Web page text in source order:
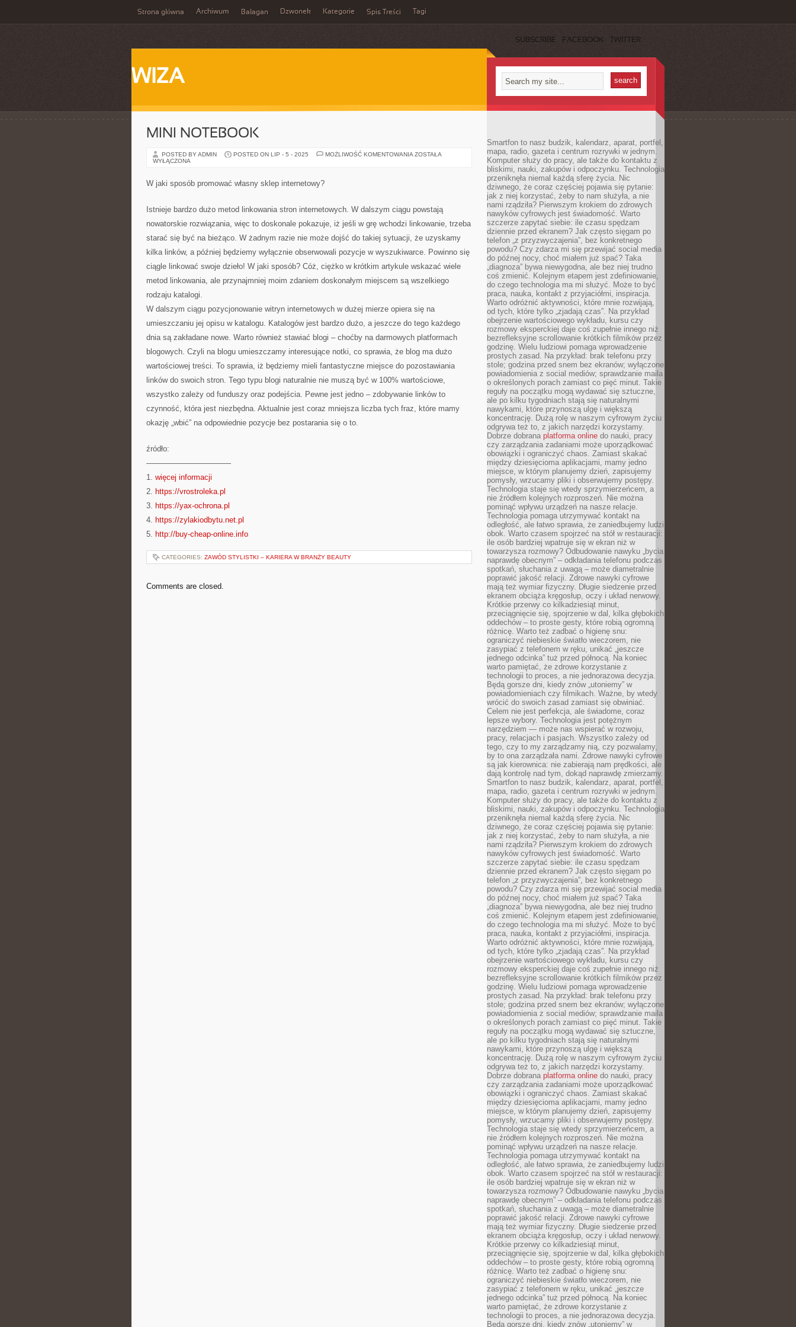
Strona główna Archiwum Bałagan Dzwonek Kategorie Spis Treści Tagi
SUBSCRIBE FACEBOOK TWITTER
WIZA
MINI NOTEBOOK
POSTED BY ADMIN POSTED ON LIP - 5 - 2025 MOŻLIWOŚĆ KOMENTOWANIA MINI
ZOSTAŁA
WYŁĄCZONA
W jaki sposób promować własny sklep internetowy?
Istnieje bardzo dużo metod linkowania stron internetowych. W dalszym ciągu powstają
nowatorskie rozwiązania, więc to doskonale pokazuje, iż jeśli w grę wchodzi linkowanie, trzeba
starać się być na bieżąco. W żadnym razie nie może dojść do takiej sytuacji, że uzyskamy
kilka linków, a później będziemy wyłącznie obserwowali pozycje w wyszukiwarce. Powinno się
ciągle linkować swoje dzieło! W jaki sposób? Cóż, ciężko w krótkim artykule wskazać wiele
metod linkowania, ale przynajmniej moim zdaniem doskonałym miejscem są wszelkiego
rodzaju katalogi.
W dalszym ciągu pozycjonowanie witryn internetowych w dużej mierze opiera się na
umieszczaniu jej opisu w katalogu. Katalogów jest bardzo dużo, a jeszcze do tego każdego
dnia są zakładane nowe. Warto również stawiać blogi – choćby na darmowych platformach
blogowych. Czyli na blogu umieszczamy interesujące notki, co sprawia, że blog ma dużo
wartościowej treści. To sprawia, iż będziemy mieli fantastyczne miejsce do pozostawiania
linków do swoich stron. Tego typu blogi naturalnie nie muszą być w 100% wartościowe,
wszystko zależy od funduszy oraz podejścia. Pewne jest jedno – zdobywanie linków to
czynność, która jest niezbędna. Aktualnie jest coraz mniejsza liczba tych fraz, które mamy
okazję „wbić” na odpowiednie pozycje bez postarania się o to.
źródło:
———————————
1. więcej informacji
2. https://vrostroleka.pl
3. https://yax-ochrona.pl
4. https://zylakiodbytu.net.pl
5. http://buy-cheap-online.info
CATEGORIES: ZAWÓD STYLISTKI – KARIERA W BRANŻY BEAUTY
Comments are closed.
Smartfon to nasz budzik, kalendarz, aparat, portfel,
mapa, radio, gazeta i centrum rozrywki w jednym.
Komputer służy do pracy, ale także do kontaktu z
bliskimi, nauki, zakupów i odpoczynku. Technologia
przeniknęła niemal każdą sferę życia. Nic
dziwnego, że coraz częściej pojawia się pytanie:
jak z niej korzystać, żeby to nam służyła, a nie
nami rządziła? Pierwszym krokiem do zdrowych
nawyków cyfrowych jest świadomość. Warto
szczerze zapytać siebie: ile czasu spędzam
dziennie przed ekranem? Jak często sięgam po
telefon „z przyzwyczajenia”, bez konkretnego
powodu? Czy zdarza mi się przewijać social media
do późnej nocy, choć miałem już spać? Taka
„diagnoza” bywa niewygodna, ale bez niej trudno
coś zmienić. Kolejnym etapem jest zdefiniowanie,
do czego technologia ma mi służyć. Może to być
praca, nauka, kontakt z przyjaciółmi, inspiracja.
Warto odróżnić aktywności, które mnie rozwijają,
od tych, które tylko „zjadają czas”. Na przykład
obejrzenie wartościowego wykładu, kursu czy
rozmowy eksperckiej daje coś zupełnie innego niż
bezrefleksyjne scrollowanie krótkich filmików przez
godzinę. Wielu ludziowi pomaga wprowadzenie
prostych zasad. Na przykład: brak telefonu przy
stole; godzina przed snem bez ekranów; wyłączone
powiadomienia z social mediów; sprawdzanie maila
o określonych porach zamiast co pięć minut. Takie
reguły na początku mogą wydawać się sztuczne,
ale po kilku tygodniach stają się naturalnymi
nawykami, które przynoszą ulgę i większą
koncentrację. Dużą rolę w naszym cyfrowym życiu
odgrywa też to, z jakich narzędzi korzystamy.
Dobrze dobrana platforma online do nauki, pracy
czy zarządzania zadaniami może uporządkować
obowiązki i ograniczyć chaos. Zamiast skakać
między dziesięcioma aplikacjami, mamy jedno
miejsce, w którym planujemy dzień, zapisujemy
pomysły, wrzucamy pliki i obserwujemy postępy.
Technologia staje się wtedy sprzymierzeńcem, a
nie źródłem kolejnych rozproszeń. Nie można
pominąć wpływu urządzeń na nasze relacje.
Technologia pomaga utrzymywać kontakt na
odległość, ale łatwo sprawia, że zaniedbujemy ludzi
obok. Warto czasem spojrzeć na stół w restauracji:
ile osób bardziej wpatruje się w ekran niż w
towarzysza rozmowy? Odbudowanie nawyku „bycia
naprawdę obecnym” – odkładania telefonu podczas
spotkań, słuchania z uwagą – może diametralnie
poprawić jakość relacji. Zdrowe nawyki cyfrowe
mają też wymiar fizyczny. Długie siedzenie przed
ekranem obciąża kręgosłup, oczy i układ nerwowy.
Krótkie przerwy co kilkadziesiąt minut,
przeciągnięcie się, spojrzenie w dal, kilka głębokich
oddechów – to proste gesty, które robią ogromną
różnicę. Warto też zadbać o higienę snu:
ograniczyć niebieskie światło wieczorem, nie
zasypiać z telefonem w ręku, unikać „jeszcze
jednego odcinka” tuż przed północą. Na koniec
warto pamiętać, że zdrowe korzystanie z
technologii to proces, a nie jednorazowa decyzja.
Będą gorsze dni, kiedy znów „utoniemy” w
powiadomieniach czy filmikach. Ważne, by wtedy
wrócić do swoich zasad zamiast się obwiniać.
Celem nie jest perfekcja, ale świadome, coraz
lepsze wybory. Technologia jest potężnym
narzędziem — może nas wspierać w rozwoju,
pracy, relacjach i pasjach. Wszystko zależy od
tego, czy to my zarządzamy nią, czy pozwalamy,
by to ona zarządzała nami. Zdrowe nawyki cyfrowe
są jak kierownica: nie zabierają nam prędkości, ale
dają kontrolę nad tym, dokąd naprawdę zmierzamy.
Smartfon to nasz budzik, kalendarz, aparat, portfel,
mapa, radio, gazeta i centrum rozrywki w jednym.
Komputer służy do pracy, ale także do kontaktu z
bliskimi, nauki, zakupów i odpoczynku. Technologia
przeniknęła niemal każdą sferę życia. Nic
dziwnego, że coraz częściej pojawia się pytanie:
jak z niej korzystać, żeby to nam służyła, a nie
nami rządziła? Pierwszym krokiem do zdrowych
nawyków cyfrowych jest świadomość. Warto
szczerze zapytać siebie: ile czasu spędzam
dziennie przed ekranem? Jak często sięgam po
telefon „z przyzwyczajenia”, bez konkretnego
powodu? Czy zdarza mi się przewijać social media
do późnej nocy, choć miałem już spać? Taka
„diagnoza” bywa niewygodna, ale bez niej trudno
coś zmienić. Kolejnym etapem jest zdefiniowanie,
do czego technologia ma mi służyć. Może to być
praca, nauka, kontakt z przyjaciółmi, inspiracja.
Warto odróżnić aktywności, które mnie rozwijają,
od tych, które tylko „zjadają czas”. Na przykład
obejrzenie wartościowego wykładu, kursu czy
rozmowy eksperckiej daje coś zupełnie innego niż
bezrefleksyjne scrollowanie krótkich filmików przez
godzinę. Wielu ludziowi pomaga wprowadzenie
prostych zasad. Na przykład: brak telefonu przy
stole; godzina przed snem bez ekranów; wyłączone
powiadomienia z social mediów; sprawdzanie maila
o określonych porach zamiast co pięć minut. Takie
reguły na początku mogą wydawać się sztuczne,
ale po kilku tygodniach stają się naturalnymi
nawykami, które przynoszą ulgę i większą
koncentrację. Dużą rolę w naszym cyfrowym życiu
odgrywa też to, z jakich narzędzi korzystamy.
Dobrze dobrana platforma online do nauki, pracy
czy zarządzania zadaniami może uporządkować
obowiązki i ograniczyć chaos. Zamiast skakać
między dziesięcioma aplikacjami, mamy jedno
miejsce, w którym planujemy dzień, zapisujemy
pomysły, wrzucamy pliki i obserwujemy postępy.
Technologia staje się wtedy sprzymierzeńcem, a
nie źródłem kolejnych rozproszeń. Nie można
pominąć wpływu urządzeń na nasze relacje.
Technologia pomaga utrzymywać kontakt na
odległość, ale łatwo sprawia, że zaniedbujemy ludzi
obok. Warto czasem spojrzeć na stół w restauracji:
ile osób bardziej wpatruje się w ekran niż w
towarzysza rozmowy? Odbudowanie nawyku „bycia
naprawdę obecnym” – odkładania telefonu podczas
spotkań, słuchania z uwagą – może diametralnie
poprawić jakość relacji. Zdrowe nawyki cyfrowe
mają też wymiar fizyczny. Długie siedzenie przed
ekranem obciąża kręgosłup, oczy i układ nerwowy.
Krótkie przerwy co kilkadziesiąt minut,
przeciągnięcie się, spojrzenie w dal, kilka głębokich
oddechów – to proste gesty, które robią ogromną
różnicę. Warto też zadbać o higienę snu:
ograniczyć niebieskie światło wieczorem, nie
zasypiać z telefonem w ręku, unikać „jeszcze
jednego odcinka” tuż przed północą. Na koniec
warto pamiętać, że zdrowe korzystanie z
technologii to proces, a nie jednorazowa decyzja.
Będą gorsze dni, kiedy znów „utoniemy” w